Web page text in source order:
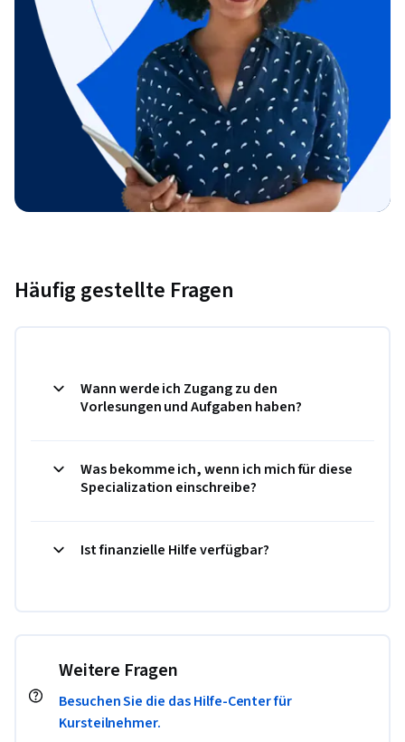
Häufig gestellte Fragen
Wann werde ich Zugang zu den
Vorlesungen und Aufgaben haben?
Was bekomme ich, wenn ich mich für diese
Specialization einschreibe?
Ist finanzielle Hilfe verfügbar?
Weitere Fragen
Besuchen Sie die das Hilfe-Center für
Kursteilnehmer.